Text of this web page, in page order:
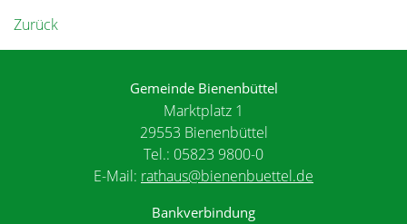
Zurück
Gemeinde Bienenbüttel
Marktplatz 1
29553 Bienenbüttel
Tel.: 05823 9800-0
E-Mail: rathaus@bienenbuettel.de
Bankverbindung